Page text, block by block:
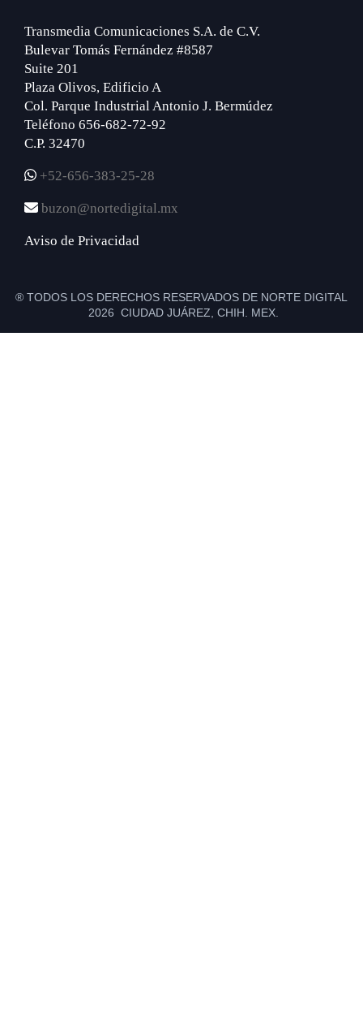
Transmedia Comunicaciones S.A. de C.V.
Bulevar Tomás Fernández #8587
Suite 201
Plaza Olivos, Edificio A
Col. Parque Industrial Antonio J. Bermúdez
Teléfono 656-682-72-92
C.P. 32470
+52-656-383-25-28
buzon@nortedigital.mx
Aviso de Privacidad
® TODOS LOS DERECHOS RESERVADOS DE NORTE DIGITAL
2026 CIUDAD JUÁREZ, CHIH. MEX.